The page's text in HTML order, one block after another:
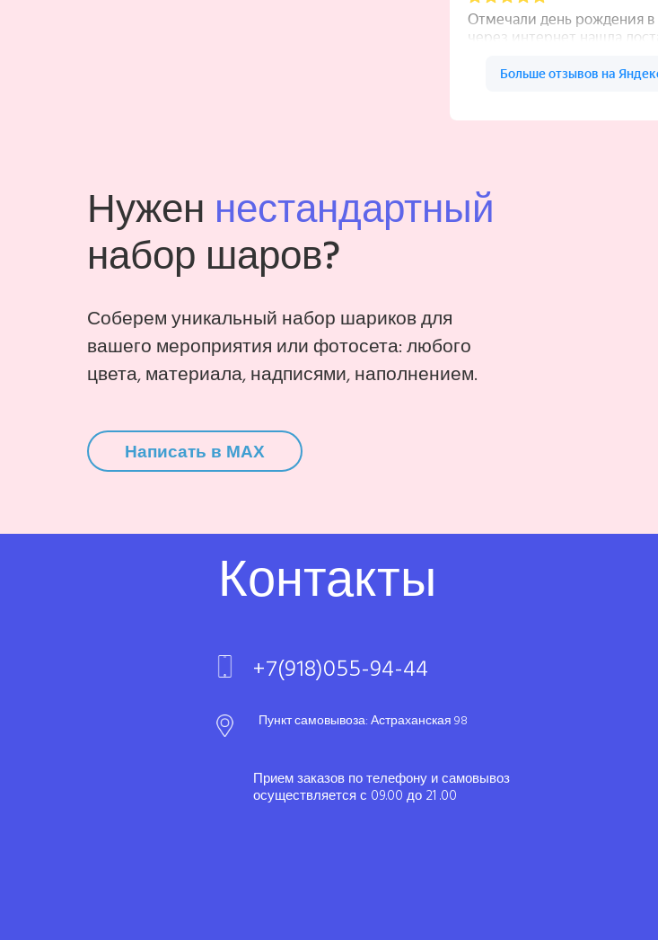
Нужен нестандартный
набор шаров?
Соберем уникальный набор шариков для
вашего мероприятия или фотосета: любого
цвета, материала, надписями, наполнением.
Написать в MAX
Контакты
Пункт самовывоза: Астраханская 98
+7(918)055-94-44
Прием заказов по телефону и самовывоз
осуществляется с 09.00 до 21 .00